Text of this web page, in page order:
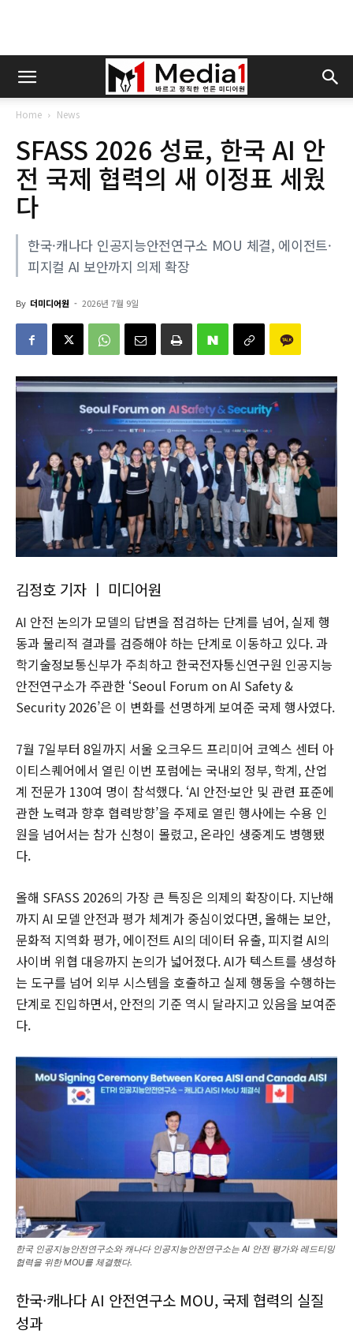
Home News
SFASS 2026 성료, 한국 AI 안
전 국제 협력의 새 이정표 세웠
다
한국·캐나다 인공지능안전연구소 MOU 체결, 에이전트·
피지컬 AI 보안까지 의제 확장
By 더미디어원 - 2026년 7월 9일
김정호 기자 ㅣ 미디어원
AI 안전 논의가 모델의 답변을 점검하는 단계를 넘어, 실제 행
동과 물리적 결과를 검증해야 하는 단계로 이동하고 있다. 과
학기술정보통신부가 주최하고 한국전자통신연구원 인공지능
안전연구소가 주관한 ‘Seoul Forum on AI Safety &
Security 2026’은 이 변화를 선명하게 보여준 국제 행사였다.
7월 7일부터 8일까지 서울 오크우드 프리미어 코엑스 센터 아
이티스퀘어에서 열린 이번 포럼에는 국내외 정부, 학계, 산업
계 전문가 130여 명이 참석했다. ‘AI 안전·보안 및 관련 표준에
관한 노력과 향후 협력방향’을 주제로 열린 행사에는 수용 인
원을 넘어서는 참가 신청이 몰렸고, 온라인 생중계도 병행됐
다.
올해 SFASS 2026의 가장 큰 특징은 의제의 확장이다. 지난해
까지 AI 모델 안전과 평가 체계가 중심이었다면, 올해는 보안,
문화적 지역화 평가, 에이전트 AI의 데이터 유출, 피지컬 AI의
사이버 위협 대응까지 논의가 넓어졌다. AI가 텍스트를 생성하
는 도구를 넘어 외부 시스템을 호출하고 실제 행동을 수행하는
단계로 진입하면서, 안전의 기준 역시 달라지고 있음을 보여준
다.
한국 인공지능안전연구소와 캐나다 인공지능안전연구소는 AI 안전 평가와 레드티밍
협력을 위한 MOU를 체결했다.
한국·캐나다 AI 안전연구소 MOU, 국제 협력의 실질
성과